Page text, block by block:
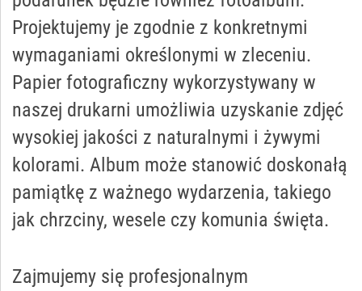
Projektujemy je zgodnie z konkretnymi
wymaganiami określonymi w zleceniu.
Papier fotograficzny wykorzystywany w
naszej drukarni umożliwia uzyskanie zdjęć
wysokiej jakości z naturalnymi i żywymi
kolorami. Album może stanowić doskonałą
pamiątkę z ważnego wydarzenia, takiego
jak chrzciny, wesele czy komunia święta.
Zajmujemy się profesjonalnym